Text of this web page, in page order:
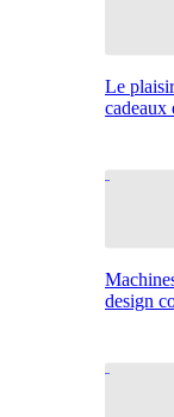
Le
cadeaux
design